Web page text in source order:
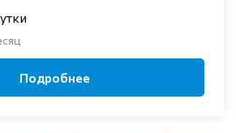
Подробнее